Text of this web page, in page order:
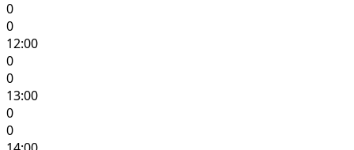
0
0
12:00
0
0
13:00
0
0